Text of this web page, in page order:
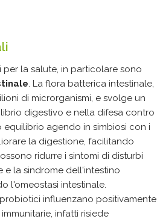
la salute, in particolare sono
. La flora batterica intestinale,
di microrganismi, e svolge un
digestivo e nella difesa contro
agendo in simbiosi con i
la digestione, facilitando
ridurre i sintomi di disturbi
e la sindrome dell'intestino
l'omeostasi intestinale.
influenzano positivamente
infatti risiede